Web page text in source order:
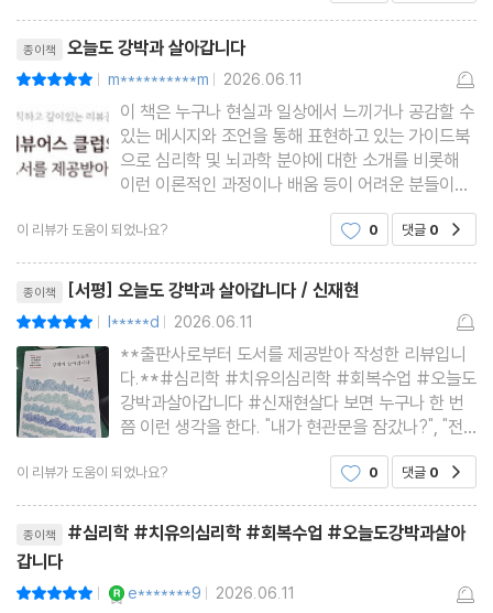
8장. 마음의 쿠션: 나를 다정하게 대하는 태도
확장 연습: 고통을 덜 아프게 감싸 안는 법
그라운딩: ‘지금 이 순간’에 닻을 내리는 기술
자기 자비: 내 마음속 가혹한 감독관을 쫓아내는 법
9장. 뇌의 연료: 수면, 운동, 식사
수면: 뇌를 회복시키는 조용하고도 강한 치료
운동: 불안한 생각을 흘려보내는 리듬
식사: 뇌의 에너지와 정서의 균형 맞추기
루틴의 힘: 예측 가능한 하루가 뇌를 편안하게 만든다
복귀의 기술: 루틴이 무너졌을 때 다시 시작하는 법
디지털 루틴: 정보 탐색의 한계를 정하라
다.저 역시 30대 초반까지 살아가면서 크고 작은 강
박을 경험해 왔습니다.업
종이책 오늘도 강박과 살아갑니다
| m**********m | 2026.06.11
이 책은 누구나 현실과 일상에서 느끼거나 공감할 수
있는 메시지와 조언을 통해 표현하고 있는 가이드북
으로 심리학 및 뇌과학 분야에 대한 소개를 비롯해
이런 이론적인 과정이나 배움 등이 어려운 분들이라
면 어떤 관점에서 자기 자신에 대한 성찰과 점검 등
의 시간, 과정 등을 가져야 하는지도 읽으며 알아 볼
수 있는 조언서이다. ＜오늘도 강박과 살아갑니다＞
바쁜 일상과 현실에
이 리뷰가 도움이 되었나요? 0 댓글 0
종이책 [서평] 오늘도 강박과 살아갑니다 / 신재현
| l*****d | 2026.06.11
**출판사로부터 도서를 제공받아 작성한 리뷰입니
다.**#심리학 #치유의심리학 #회복수업 #오늘도
강박과살아갑니다 #신재현 살다 보면 누구나 한 번
쯤 이런 생각을 한다. "내가 현관문을 잠갔나?", "전
등은 끄고 나왔나?" 등등. 나 역시도 이런 의심에 다
시 집으로 발길을 돌렸던 경험이 있다. 나는 유독 특
정 물건을 찾지 못하면 찾을 때까지 온 신경이 거기
에 쏠리곤 한다. "그게 어디
이 리뷰가 도움이 되었나요? 0 댓글 0
종이책
#심리학 #치유의심리학 #회복수업 #오늘도강박과살아
갑니다
| e*******9 | 2026.06.11